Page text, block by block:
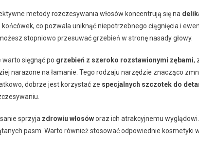
metody rozczesywania włosów koncentrują się na
co pozwala uniknąć niepotrzebnego ciągnięcia i
stopniowo przesuwać grzebień w stronę nasady głowy.
warto sięgnąć po grzebień z szeroko rozstawionymi zębami,
narażone na łamanie. Tego rodzaju narzędzie znacząco
dobrze jest korzystać ze specjalnych szczotek do
sprzyja zdrowiu włosóworaz ich atrakcyjnemu
pasm. Warto również stosować odpowiednie kosmetyki